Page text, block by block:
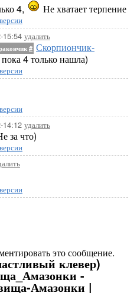
4, Не хватает терпение
15:54 удалить
# Скорпиончик-
4 только нашла)
14:12 удалить
за что)
это сообщение.
клевер)
-
Амазонки |